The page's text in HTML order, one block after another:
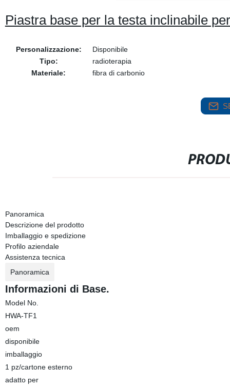
Piastra base per la testa inclinabile
Personalizzazione:
Disponibile
Tipo:
radioterapia
Materiale:
fibra di carbonio
Panoramica
Descrizione del prodotto
Imballaggio e spedizione
Profilo aziendale
Assistenza tecnica
Panoramica
Informazioni di Base.
Model No.
HWA-TF1
oem
disponibile
imballaggio
1 pz/cartone esterno
adatto per